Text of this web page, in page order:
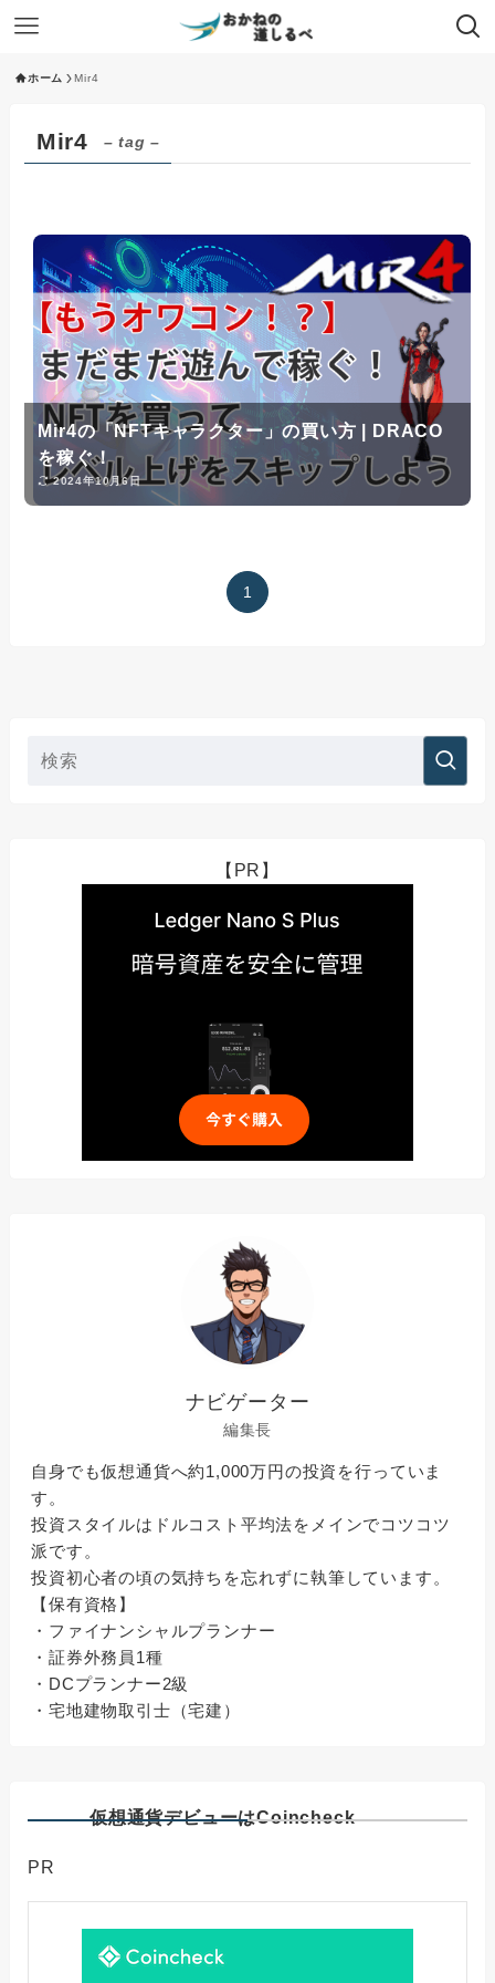
ホーム Mir4
Mir4 – tag –
Mir4の「NFTキャラクター」の買い方 | DRACO
を稼ぐ！
2024年10月6日
1
【PR】
ナビゲーター
編集長
自身でも仮想通貨へ約1,000万円の投資を行っていま
す。
投資スタイルはドルコスト平均法をメインでコツコツ
派です。
投資初心者の頃の気持ちを忘れずに執筆しています。
【保有資格】
・ファイナンシャルプランナー
・証券外務員1種
・DCプランナー2級
・宅地建物取引士（宅建）
仮想通貨デビューはCoincheck
PR